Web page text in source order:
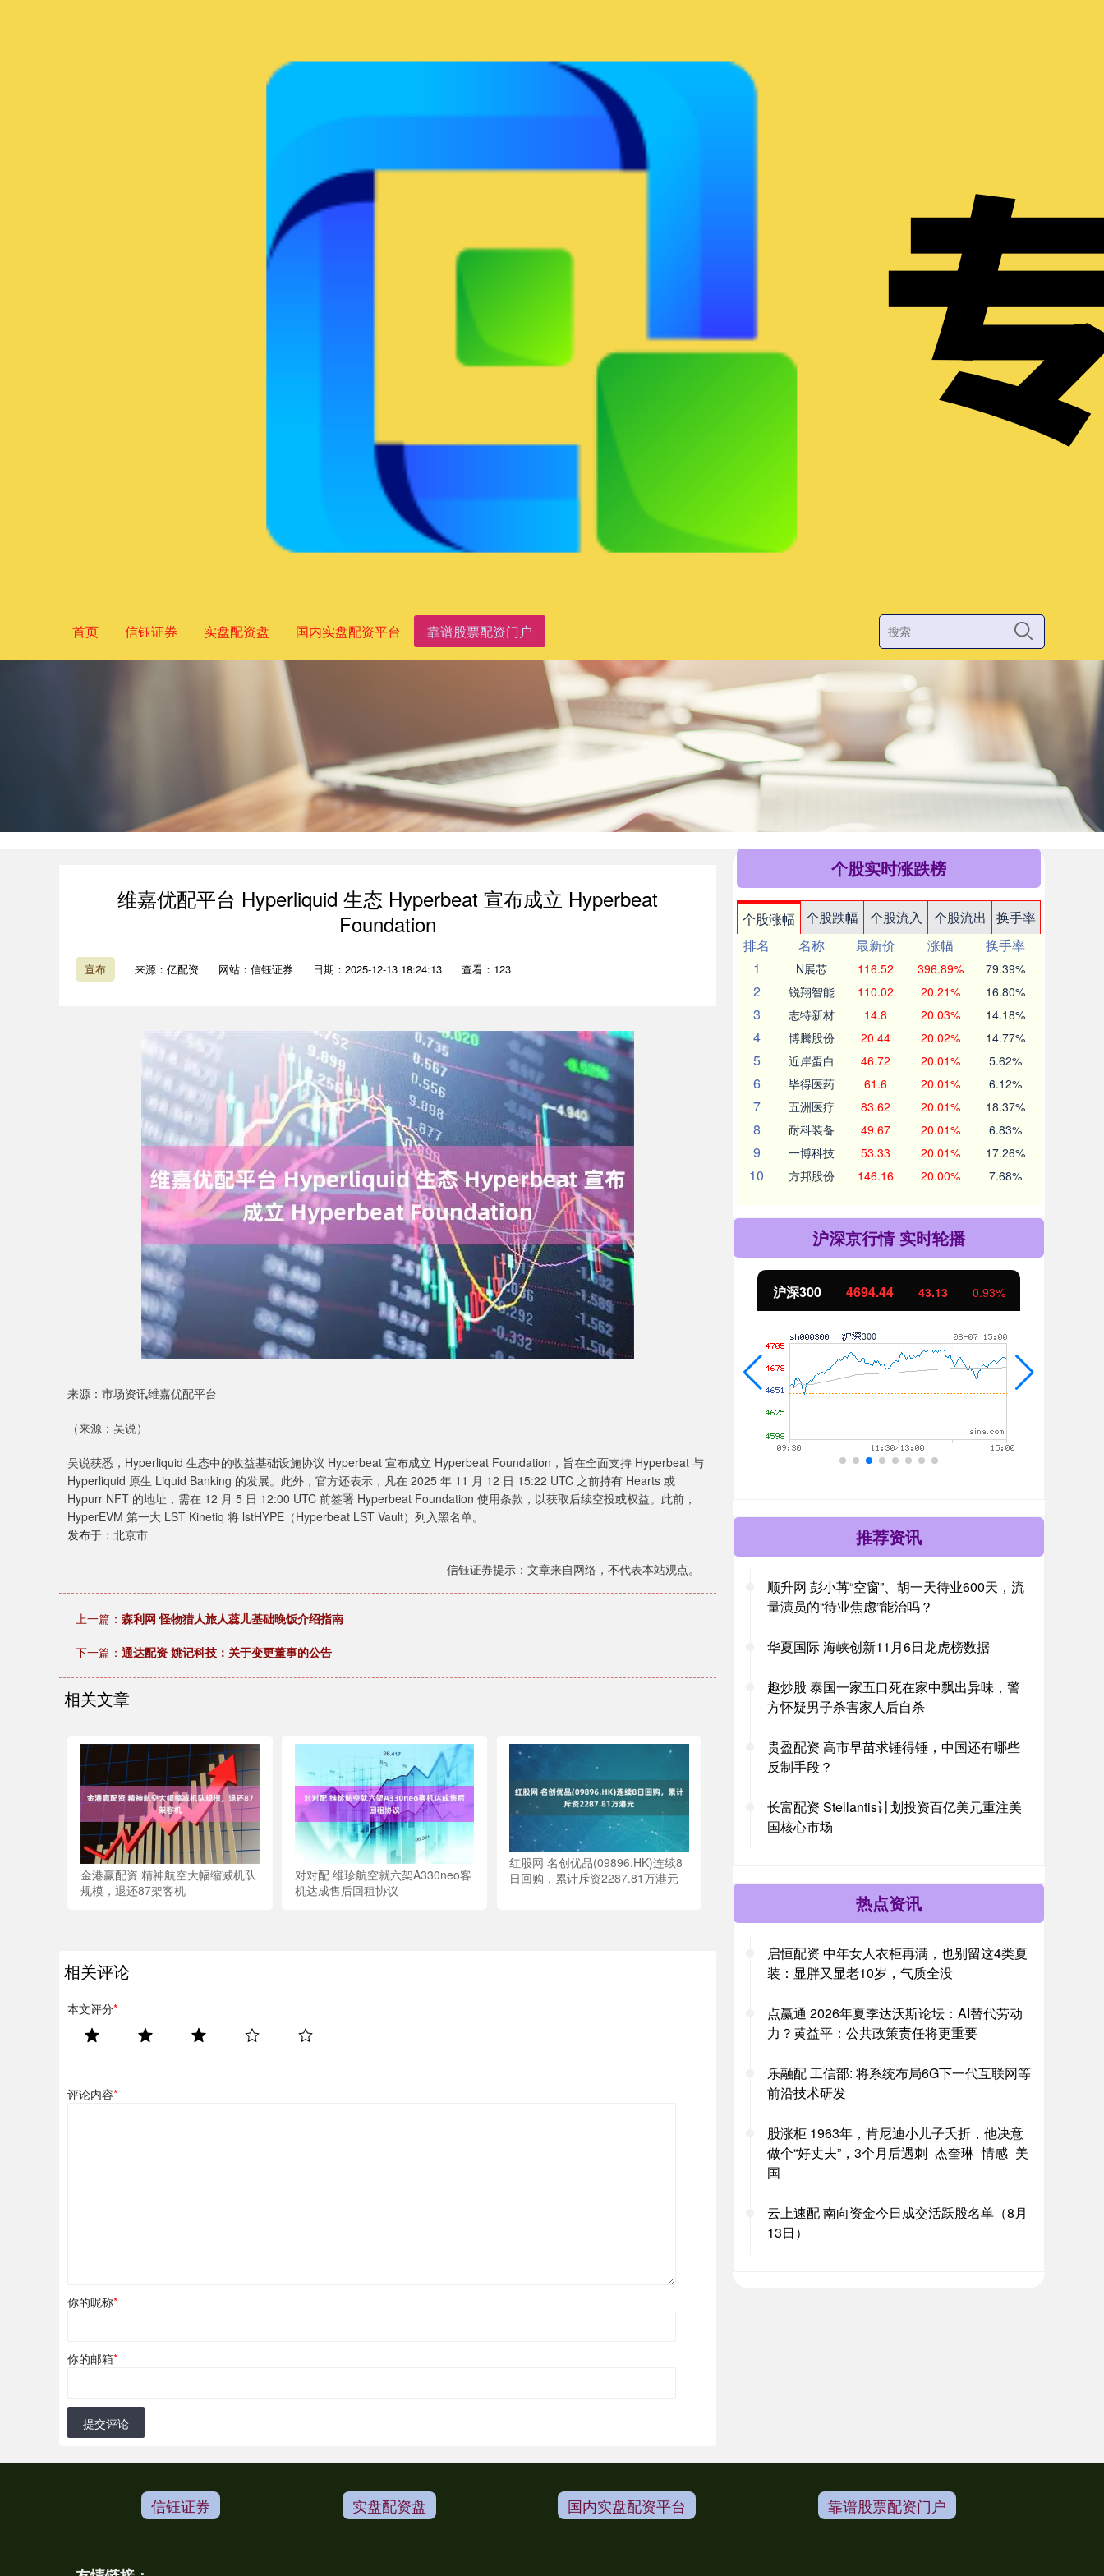
首页 信钰证券 实盘配资盘 国内实盘配资平台 靠谱股票配资门户
维嘉优配平台 Hyperliquid 生态 Hyperbeat 宣布成立 Hyperbeat
Foundation
宣布 来源：亿配资 网站：信钰证券 日期：2025-12-13 18:24:13 查看：123
来源：市场资讯维嘉优配平台
（来源：吴说）
吴说获悉，Hyperliquid 生态中的收益基础设施协议 Hyperbeat 宣布成立 Hyperbeat Foundation，旨在全面支持 Hyperbeat 与
Hyperliquid 原生 Liquid Banking 的发展。此外，官方还表示，凡在 2025 年 11 月 12 日 15:22 UTC 之前持有 Hearts 或
Hypurr NFT 的地址，需在 12 月 5 日 12:00 UTC 前签署 Hyperbeat Foundation 使用条款，以获取后续空投或权益。此前，
HyperEVM 第一大 LST Kinetiq 将 lstHYPE（Hyperbeat LST Vault）列入黑名单。
发布于：北京市
信钰证券提示：文章来自网络，不代表本站观点。
上一篇： 森利网 怪物猎人旅人蕊儿基础晚饭介绍指南
下一篇： 通达配资 姚记科技：关于变更董事的公告
相关文章
金港赢配资 精神航空大幅缩减机队
规模，退还87架客机
对对配 维珍航空就六架A330neo客
机达成售后回租协议
红股网 名创优品(09896.HK)连续8
日回购，累计斥资2287.81万港元
相关评论
本文评分*
评论内容*
你的昵称*
你的邮箱*
提交评论
个股实时涨跌榜
个股涨幅 个股跌幅 个股流入 个股流出
换手率
排名
名称 最新价 涨幅
换手率
1
N展芯 116.52 396.89% 79.39%
2 锐翔智能 110.02 20.21% 16.80%
3 志特新材 14.8 20.03% 14.18%
4 博腾股份 20.44 20.02% 14.77%
5 近岸蛋白 46.72 20.01% 5.62%
6 毕得医药 61.6 20.01% 6.12%
7 五洲医疗 83.62 20.01% 18.37%
8 耐科装备 49.67 20.01% 6.83%
9 一博科技 53.33 20.01% 17.26%
10 方邦股份 146.16 20.00% 7.68%
沪深京行情 实时轮播
深证成指 14311.01 200.89 1.42% 沪深300 4694.44 43.13 北证50 1134.24 11.37 1.01%
推荐资讯
顺升网 彭小苒“空窗”、胡一天待业600天，流
量演员的“待业焦虑”能治吗？
华夏国际 海峡创新11月6日龙虎榜数据
趣炒股 泰国一家五口死在家中飘出异味，警
方怀疑男子杀害家人后自杀
贵盈配资 高市早苗求锤得锤，中国还有哪些
反制手段？
长富配资 Stellantis计划投资百亿美元重注美
国核心市场
热点资讯
启恒配资 中年女人衣柜再满，也别留这4类夏
装：显胖又显老10岁，气质全没
点赢通 2026年夏季达沃斯论坛：AI替代劳动
力？黄益平：公共政策责任将更重要
乐融配 工信部: 将系统布局6G下一代互联网等
前沿技术研发
股涨柜 1963年，肯尼迪小儿子夭折，他决意
做个“好丈夫”，3个月后遇刺_杰奎琳_情感_美
国
云上速配 南向资金今日成交活跃股名单（8月
13日）
信钰证券 实盘配资盘 国内实盘配资平台 靠谱股票配资门户